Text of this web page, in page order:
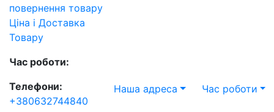
повернення товару
Ціна і Доставка
Товару
Час роботи:
Телефони:
+380632744840
Наша адреса Час роботи